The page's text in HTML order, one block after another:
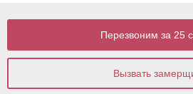
Перезвоним за 25
Вызвать